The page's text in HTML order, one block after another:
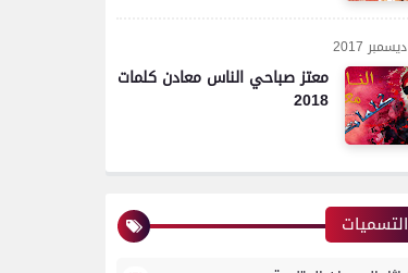
معتز صباحي الناس معادن كلمات
2018
التسميات